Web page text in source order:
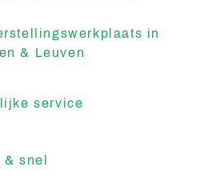
in
& Leuven
service
snel